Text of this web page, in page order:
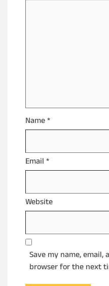
Name*
Email *
Website
Save my name,
browser for the next